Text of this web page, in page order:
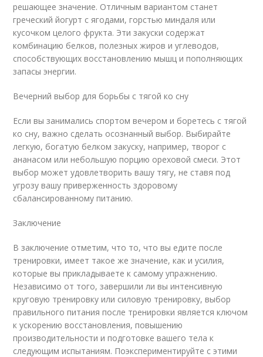
решающее значение. Отличным вариантом станет
греческий йогурт с ягодами, горстью миндаля или
кусочком целого фрукта. Эти закуски содержат
комбинацию белков, полезных жиров и углеводов,
способствующих восстановлению мышц и пополняющих
запасы энергии.
Вечерний выбор для борьбы с тягой ко сну
Если вы занимались спортом вечером и боретесь с тягой
ко сну, важно сделать осознанный выбор. Выбирайте
легкую, богатую белком закуску, например, творог с
ананасом или небольшую порцию ореховой смеси. Этот
выбор может удовлетворить вашу тягу, не ставя под
угрозу вашу приверженность здоровому
сбалансированному питанию.
Заключение
В заключение отметим, что то, что вы едите после
тренировки, имеет такое же значение, как и усилия,
которые вы прикладываете к самому упражнению.
Независимо от того, завершили ли вы интенсивную
круговую тренировку или силовую тренировку, выбор
правильного питания после тренировки является ключом
к ускорению восстановления, повышению
производительности и подготовке вашего тела к
следующим испытаниям. Поэкспериментируйте с этими